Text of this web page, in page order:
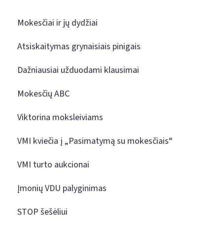
Mokesčiai ir jų dydžiai
Atsiskaitymas grynaisiais pinigais
Dažniausiai užduodami klausimai
Mokesčių ABC
Viktorina moksleiviams
VMI kviečia į „Pasimatymą su mokesčiais“
VMI turto aukcionai
Įmonių VDU palyginimas
STOP šešėliui